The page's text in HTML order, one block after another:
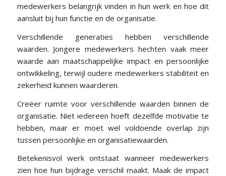
medewerkers belangrijk vinden in hun werk en hoe dit
aansluit bij hun functie en de organisatie.
Verschillende generaties hebben verschillende
waarden. Jongere medewerkers hechten vaak meer
waarde aan maatschappelijke impact en persoonlijke
ontwikkeling, terwijl oudere medewerkers stabiliteit en
zekerheid kunnen waarderen.
Creëer ruimte voor verschillende waarden binnen de
organisatie. Niet iedereen hoeft dezelfde motivatie te
hebben, maar er moet wel voldoende overlap zijn
tussen persoonlijke en organisatiewaarden.
Betekenisvol werk ontstaat wanneer medewerkers
zien hoe hun bijdrage verschil maakt. Maak de impact